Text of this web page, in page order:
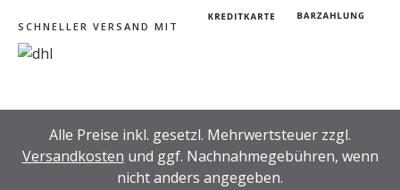
SCHNELLER VERSAND MIT
Alle Preise inkl. gesetzl. Mehrwertsteuer zzgl.
Versandkosten und ggf. Nachnahmegebühren, wenn
nicht anders angegeben.